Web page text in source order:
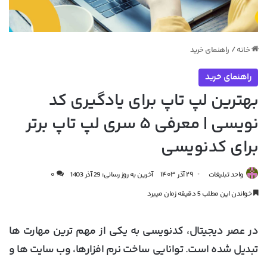
خانه / راهنمای خرید
راهنمای خرید
بهترین لپ تاپ برای یادگیری کد
نویسی | معرفی ۵ سری لپ تاپ برتر
برای کدنویسی
واحد تبلیغات ۲۹ آذر ۱۴۰۳ آخرین به روز رسانی: 29 آذر 1403
۰
خواندن این مطلب 5 دقیقه زمان میبرد
در عصر دیجیتال، کدنویسی به یکی از مهم ترین مهارت ها
تبدیل شده است. توانایی ساخت نرم افزارها، وب سایت ها و